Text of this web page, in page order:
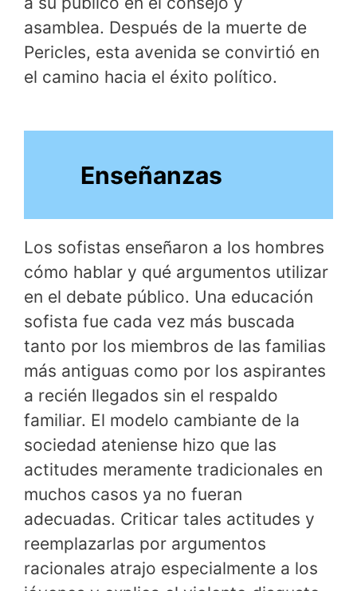
asamblea. Después de la muerte de
Pericles, esta avenida se convirtió en
el camino hacia el éxito político.
Enseñanzas
Los sofistas enseñaron a los hombres
cómo hablar y qué argumentos utilizar
en el debate público. Una educación
sofista fue cada vez más buscada
tanto por los miembros de las familias
más antiguas como por los aspirantes
a recién llegados sin el respaldo
familiar. El modelo cambiante de la
sociedad ateniense hizo que las
actitudes meramente tradicionales en
muchos casos ya no fueran
adecuadas. Criticar tales actitudes y
reemplazarlas por argumentos
racionales atrajo especialmente a los